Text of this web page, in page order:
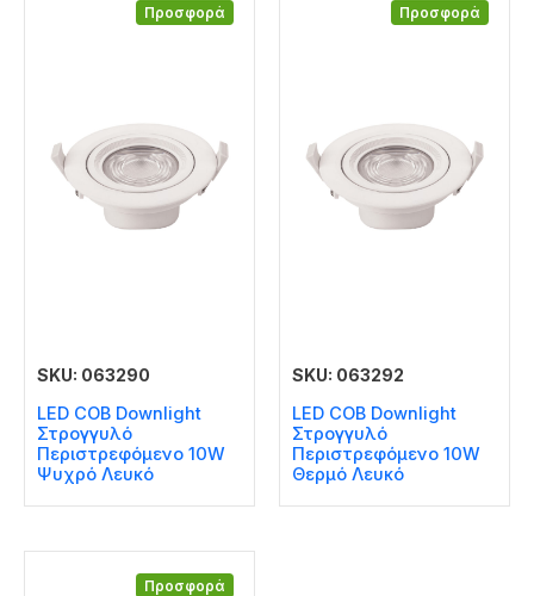
Προσφορά
SKU: 063290
LED COB Downlight
Στρογγυλό
Περιστρεφόμενο 10W
Ψυχρό Λευκό
Προσφορά
SKU: 063292
LED COB Downlight
Στρογγυλό
Περιστρεφόμενο 10W
Θερμό Λευκό
Προσφορά